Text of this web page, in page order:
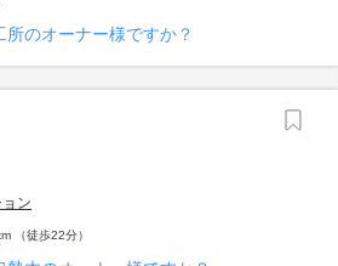
所のオーナー様ですか？
ン
（徒歩22分）